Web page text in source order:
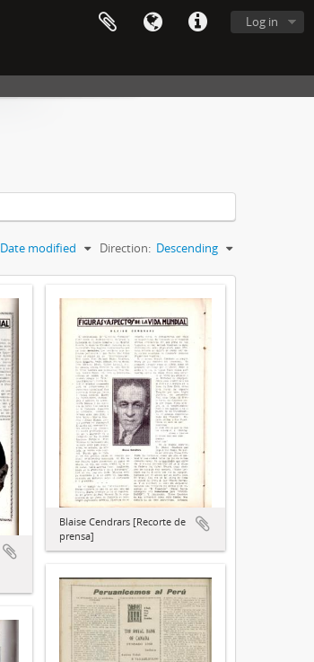
Log in
Date modified Direction: Descending
Blaise Cendrars [Recorte de
prensa]